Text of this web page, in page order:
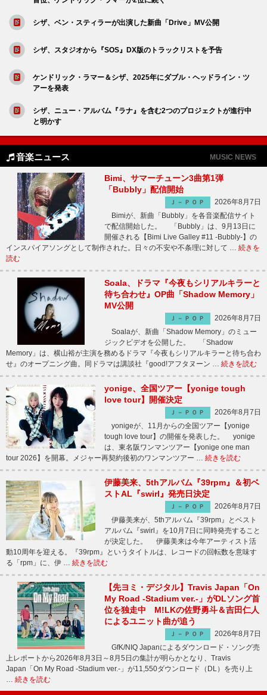
シザ、ベン・スティラーが出演した新曲「Drive」MV公開
シザ、スタジオから『SOS』DX版のトラックリストを予告
ケンドリック・ラマー＆シザ、2025年にダブル・ヘッドライン・ツ
アーを発表
シザ、ニュー・アルバム『ラナ』を含む2つのプロジェクトが進行中
と明かす
音楽ニュース MUSIC NEWS
Bimi、サマーチューン3曲第1弾
「Bubbly」配信開始
Ｊ－ＰＯＰ
2026年8月7日
Bimiが、新曲「Bubbly」を各音楽配信サイト
で配信開始した。 「Bubbly」は、9月13日に
開催される【Bimi Live Galley #11 -Bubbly-】の
インスパイアソングとして制作された。日々の不安や不条理に対して … 続きを
読む
Soala、ドラマ『今夜もシリアルキラーと
待ち合わせ』OP曲「Shadow Memory」
MV公開
Ｊ－ＰＯＰ
2026年8月7日
Soalaが、新曲「Shadow Memory」のミュー
ジックビデオを公開した。 「Shadow
Memory」は、横山裕が主演を務めるドラマ『今夜もシリアルキラーと待ち合わ
せ』のオープニング曲。同ドラマは講談社『good!アフタヌーン … 続きを読む
yonige、全国ツアー【yonige tough
love tour】開催決定
Ｊ－ＰＯＰ
2026年8月7日
yonigeが、11月からの全国ツアー【yonige
tough love tour】の開催を発表した。 yonige
は、東名阪ワンマンツアー【yonige one man
tour 2026】を開幕。メジャー再契約後初のワンマンツアー … 続きを読む
伊藤美来、5thアルバム『39rpm』＆初ベ
ストAL『swirl』発売日決定
Ｊ－ＰＯＰ
2026年8月7日
伊藤美来が、5thアルバム『39rpm』とベスト
アルバム『swirl』を10月7日に同時発売すること
が決定した。 伊藤美来は今年アーティスト活
動10周年を迎える。『39rpm』というタイトルは、レコードの回転数を意味す
る「rpm」に、伊 … 続きを読む
【先ヨミ・デジタル】Travis Japan「On
My Road -Stadium ver.-」がDLソング首
位を独走中 M!LKの佐野勇斗＆吉田仁人
によるユニット曲が追う
Ｊ－ＰＯＰ
2026年8月7日
GfK/NIQ Japanによるダウンロード・ソング売
上レポートから2026年8月3日～8月5日の集計が明らかとなり、Travis
Japan「On My Road -Stadium ver.-」が11,550ダウンロード（DL）を売り上
… 続きを読む